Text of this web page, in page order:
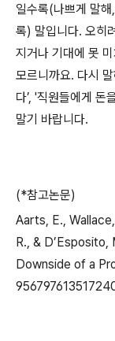
일수록(나쁘게 말
록) 말입니다. 오히
지거나 기대에 못
모르니까요. 다시
다’, '직원들에게 돈
말기 바랍니다.
(*참고논문)
Aarts, E.,
R., &
Downside of a